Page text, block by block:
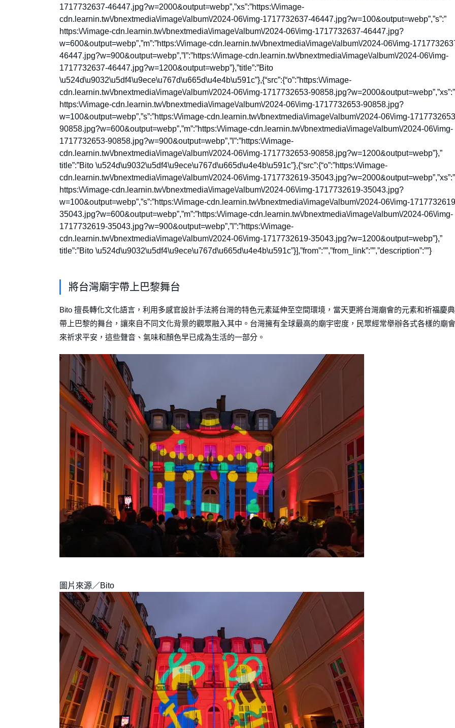
1717732637-46447.jpg?w=2000&output=webp”,”xs”:”https:\/\/image-
cdn.learnin.tw\/bnextmedia\/image\/album\/2024-06\/img-1717732637-46447.jpg?w=100&output=webp”,”s”:”
https:\/\/image-cdn.learnin.tw\/bnextmedia\/image\/album\/2024-06\/img-1717732637-46447.jpg?
w=600&output=webp”,”m”:”https:\/\/image-cdn.learnin.tw\/bnextmedia\/image\/album\/2024-06\/img-
46447.jpg?w=900&output=webp”,”l”:”https:\/\/image-cdn.learnin.tw\/bnextmedia\/image\/album\/2024-06\/img-
1717732637-46447.jpg?w=1200&output=webp”},”title”:”Bito
\u524d\u9032\u5df4\u9ece\u767d\u665d\u4e4b\u591c”},{“src”:{“o”:”https:\/\/image-
cdn.learnin.tw\/bnextmedia\/image\/album\/2024-06\/img-1717732653-90858.jpg?w=2000&output=webp”,”xs”:”
https:\/\/image-cdn.learnin.tw\/bnextmedia\/image\/album\/2024-06\/img-1717732653-90858.jpg?
w=100&output=webp”,”s”:”https:\/\/image-cdn.learnin.tw\/bnextmedia\/image\/album\/2024-06\/img-
90858.jpg?w=600&output=webp”,”m”:”https:\/\/image-cdn.learnin.tw\/bnextmedia\/image\/album\/2024-06\/img-
1717732653-90858.jpg?w=900&output=webp”,”l”:”https:\/\/image-
cdn.learnin.tw\/bnextmedia\/image\/album\/2024-06\/img-1717732653-90858.jpg?w=1200&output=webp”},”
title”:”Bito \u524d\u9032\u5df4\u9ece\u767d\u665d\u4e4b\u591c”},{“src”:{“o”:”https:\/\/image-
cdn.learnin.tw\/bnextmedia\/image\/album\/2024-06\/img-1717732619-35043.jpg?w=2000&output=webp”,”xs”:”
https:\/\/image-cdn.learnin.tw\/bnextmedia\/image\/album\/2024-06\/img-1717732619-35043.jpg?
w=100&output=webp”,”s”:”https:\/\/image-cdn.learnin.tw\/bnextmedia\/image\/album\/2024-06\/img-
35043.jpg?w=600&output=webp”,”m”:”https:\/\/image-cdn.learnin.tw\/bnextmedia\/image\/album\/2024-06\/img-
1717732619-35043.jpg?w=900&output=webp”,”l”:”https:\/\/image-
cdn.learnin.tw\/bnextmedia\/image\/album\/2024-06\/img-1717732619-35043.jpg?w=1200&output=webp”},”
title”:”Bito \u524d\u9032\u5df4\u9ece\u767d\u665d\u4e4b\u591c”}],”from”:””,”from_link”:””,”description”:””}
將台灣廟宇帶上巴黎舞台
Bito 擅長轉化文化語言，利用多感官設計手法將台灣的特色元素延伸至空間環境，當天更將台灣廟會的元素和祈福慶典
帶上巴黎的舞台，讓來自不同文化背景的觀眾融入其中。台灣擁有全球最高的廟宇密度，民眾經常舉辦各式各樣的廟會
來祈求平安，這些聲音、氣味和顏色早已成為生活的一部分。
圖片來源／Bito